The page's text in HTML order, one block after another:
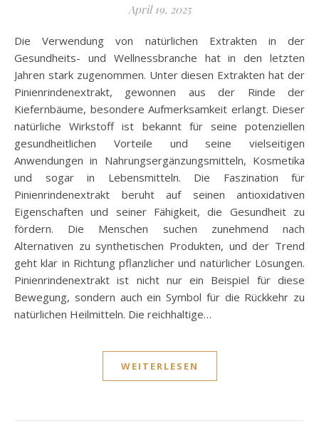
April 19, 2025
Die Verwendung von natürlichen Extrakten in der
Gesundheits- und Wellnessbranche hat in den letzten
Jahren stark zugenommen. Unter diesen Extrakten hat der
Pinienrindenextrakt, gewonnen aus der Rinde der
Kiefernbäume, besondere Aufmerksamkeit erlangt. Dieser
natürliche Wirkstoff ist bekannt für seine potenziellen
gesundheitlichen Vorteile und seine vielseitigen
Anwendungen in Nahrungsergänzungsmitteln, Kosmetika
und sogar in Lebensmitteln. Die Faszination für
Pinienrindenextrakt beruht auf seinen antioxidativen
Eigenschaften und seiner Fähigkeit, die Gesundheit zu
fördern. Die Menschen suchen zunehmend nach
Alternativen zu synthetischen Produkten, und der Trend
geht klar in Richtung pflanzlicher und natürlicher Lösungen.
Pinienrindenextrakt ist nicht nur ein Beispiel für diese
Bewegung, sondern auch ein Symbol für die Rückkehr zu
natürlichen Heilmitteln. Die reichhaltige…
WEITERLESEN